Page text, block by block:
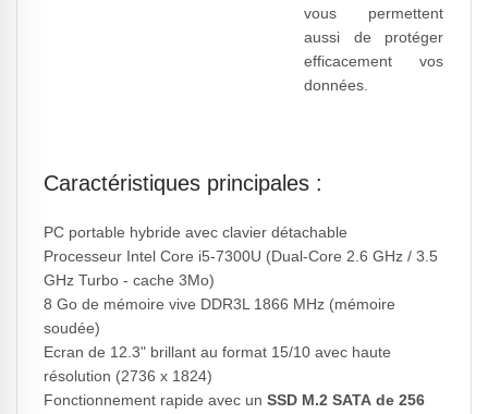
vous permettent
aussi de protéger
efficacement vos
données.
Caractéristiques principales :
PC portable hybride avec clavier détachable
Processeur Intel Core i5-7300U (Dual-Core 2.6 GHz / 3.5
GHz Turbo - cache 3Mo)
8 Go de mémoire vive DDR3L 1866 MHz (mémoire
soudée)
Ecran de 12.3" brillant au format 15/10 avec haute
résolution (2736 x 1824)
Fonctionnement rapide avec un SSD M.2 SATA de 256